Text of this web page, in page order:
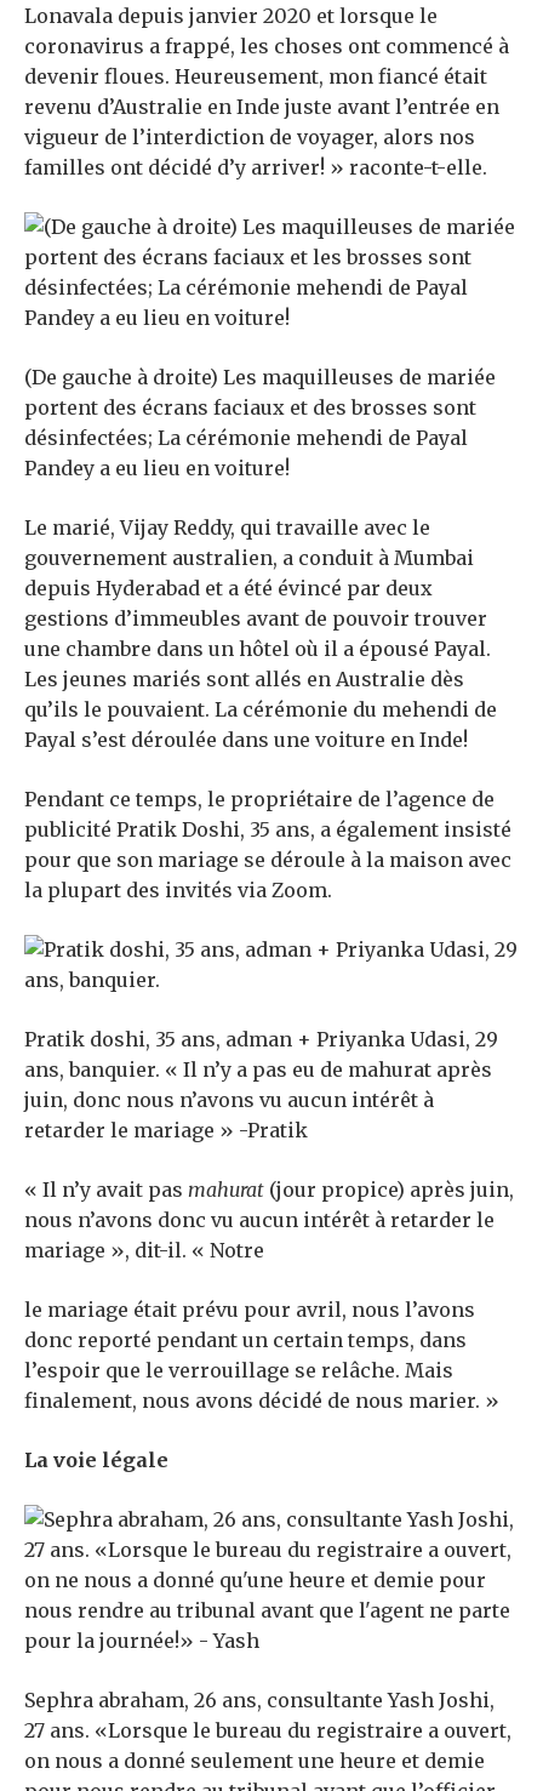
Lonavala depuis janvier 2020 et lorsque le
coronavirus a frappé, les choses ont commencé à
devenir floues. Heureusement, mon fiancé était
revenu d’Australie en Inde juste avant l’entrée en
vigueur de l’interdiction de voyager, alors nos
familles ont décidé d’y arriver! » raconte-t-elle.
(De gauche à droite) Les maquilleuses de mariée
portent des écrans faciaux et des brosses sont
désinfectées; La cérémonie mehendi de Payal
Pandey a eu lieu en voiture!
Le marié, Vijay Reddy, qui travaille avec le
gouvernement australien, a conduit à Mumbai
depuis Hyderabad et a été évincé par deux
gestions d’immeubles avant de pouvoir trouver
une chambre dans un hôtel où il a épousé Payal.
Les jeunes mariés sont allés en Australie dès
qu’ils le pouvaient. La cérémonie du mehendi de
Payal s’est déroulée dans une voiture en Inde!
Pendant ce temps, le propriétaire de l’agence de
publicité Pratik Doshi, 35 ans, a également insisté
pour que son mariage se déroule à la maison avec
la plupart des invités via Zoom.
Pratik doshi, 35 ans, adman + Priyanka Udasi, 29
ans, banquier. « Il n’y a pas eu de mahurat après
juin, donc nous n’avons vu aucun intérêt à
retarder le mariage » -Pratik
« Il n’y avait pas mahurat (jour propice) après juin,
nous n’avons donc vu aucun intérêt à retarder le
mariage », dit-il. « Notre
le mariage était prévu pour avril, nous l’avons
donc reporté pendant un certain temps, dans
l’espoir que le verrouillage se relâche. Mais
finalement, nous avons décidé de nous marier. »
La voie légale
Sephra abraham, 26 ans, consultante Yash Joshi,
27 ans. «Lorsque le bureau du registraire a ouvert,
on nous a donné seulement une heure et demie